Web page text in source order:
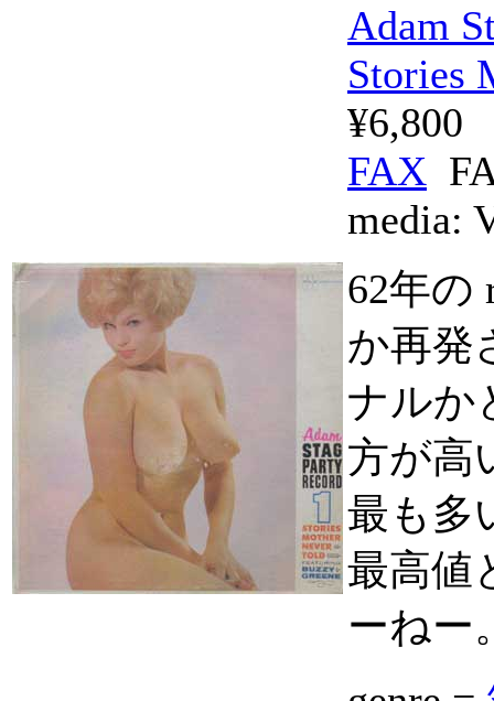
Adam
Stories
¥6,800
FAX
media:
62年の
か再発
ナルか
方が高
最も多
最高値
ーねー